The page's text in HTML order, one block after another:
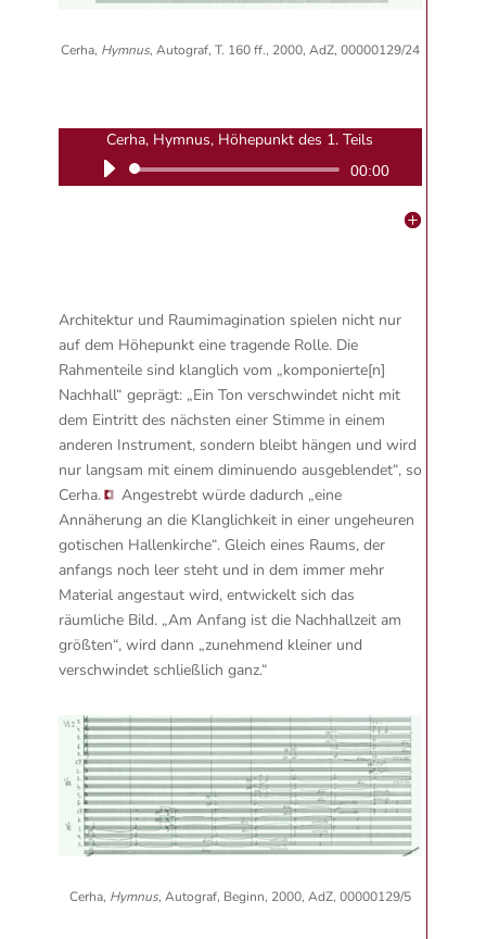
Cerha, Hymnus, Autograf, T. 160 ff., 2000, AdZ, 00000129/24
Cerha, Hymnus, Höhepunkt des 1. Teils
Audio-
00:00
Architektur und Raumimagination spielen nicht nur
auf dem Höhepunkt eine tragende Rolle. Die
Rahmenteile sind klanglich vom „komponierte[n]
Nachhall“ geprägt: „Ein Ton verschwindet nicht mit
dem Eintritt des nächsten einer Stimme in einem
anderen Instrument, sondern bleibt hängen und wird
nur langsam mit einem diminuendo ausgeblendet“, so
Cerha.
Angestrebt würde dadurch „eine
Annäherung an die Klanglichkeit in einer ungeheuren
gotischen Hallenkirche“. Gleich eines Raums, der
anfangs noch leer steht und in dem immer mehr
Material angestaut wird, entwickelt sich das
räumliche Bild. „Am Anfang ist die Nachhallzeit am
größten“, wird dann „zunehmend kleiner und
verschwindet schließlich ganz.“
Cerha, Hymnus, Autograf, Beginn, 2000, AdZ, 00000129/5